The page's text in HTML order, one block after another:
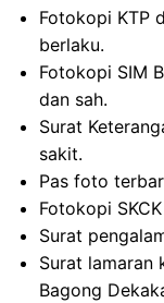
Fotokopi KTP
berlaku.
Fotokopi SIM
dan sah.
Surat
sakit.
Pas foto
Fotokopi
Surat
Surat lamaran
Bagong